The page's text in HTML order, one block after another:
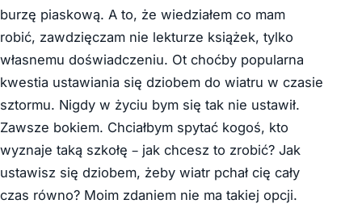
burzę piaskową. A to, że wiedziałem co mam
robić, zawdzięczam nie lekturze książek, tylko
własnemu doświadczeniu. Ot choćby popularna
kwestia ustawiania się dziobem do wiatru w czasie
sztormu. Nigdy w życiu bym się tak nie ustawił.
Zawsze bokiem. Chciałbym spytać kogoś, kto
wyznaje taką szkołę – jak chcesz to zrobić? Jak
ustawisz się dziobem, żeby wiatr pchał cię cały
czas równo? Moim zdaniem nie ma takiej opcji.